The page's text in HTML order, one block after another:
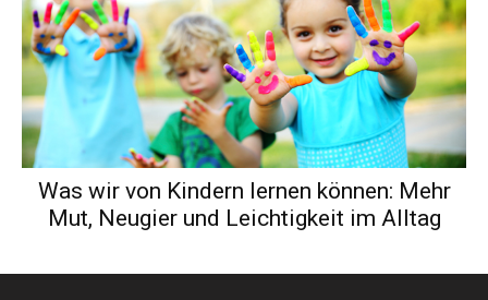
Was wir von Kindern lernen können: Mehr
Mut, Neugier und Leichtigkeit im Alltag